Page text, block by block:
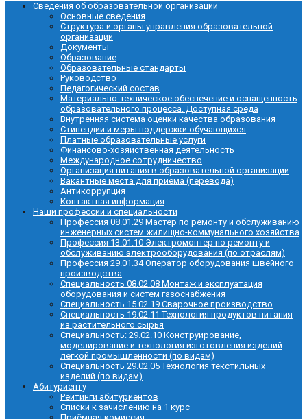
Сведения об образовательной организации
Основные сведения
Структура и органы управления образовательной
организации
Документы
Образование
Образовательные стандарты
Руководство
Педагогический состав
Материально-техническое обеспечение и оснащенность
образовательного процесса. Доступная среда
Внутренняя система оценки качества образования
Стипендии и меры поддержки обучающихся
Платные образовательные услуги
Финансово-хозяйственная деятельность
Международное сотрудничество
Организация питания в образовательной организации
Вакантные места для приёма (перевода)
Антикоррупция
Контактная информация
Наши профессии и специальности
Профессия 08.01.29 Мастер по ремонту и обслуживанию
инженерных систем жилищно-коммунального хозяйства
Профессия 13.01.10 Электромонтер по ремонту и
обслуживанию электрооборудования (по отраслям)
Профессия 29.01.34 Оператор оборудования швейного
производства
Специальность 08.02.08 Монтаж и эксплуатация
оборудования и систем газоснабжения
Специальность 15.02.19 Сварочное производство
Специальность 19.02.11 Технология продуктов питания
из растительного сырья
Специальность: 29.02.10 Конструирование,
моделирование и технология изготовления изделий
легкой промышленности (по видам)
Специальность 29.02.05 Технология текстильных
изделий (по видам)
Абитуриенту
Рейтинги абитуриентов
Списки к зачислению на 1 курс